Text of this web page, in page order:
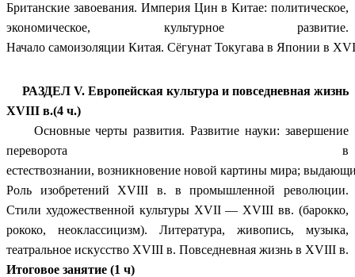
Британские завоевания. Империя Цин в Китае: политическое,
экономическое, культурное развитие.
Начало самоизоляции Китая. Сёгунат Токугава в Японии в
РАЗДЕЛ V. Европейская культура и повседневная жизнь
XVIII в.(4 ч.)
Основные черты развития. Развитие науки: завершение
переворота в
естествознании, возникновение новой картины мира;
Роль изобретений XVIII в. в промышленной революции.
Стили художественной культуры XVII — XVIII вв. (барокко,
рококо, неоклассицизм). Литература, живопись, музыка,
театральное искусство XVIII в. Повседневная жизнь в XVIII в.
Итоговое занятие (1 ч)